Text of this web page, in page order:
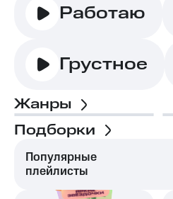
Работаю
Грустное
Жанры
Подборки
Популярные
плейлисты